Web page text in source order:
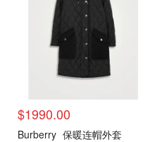
$1990.00
Burberry 保暖连帽外套